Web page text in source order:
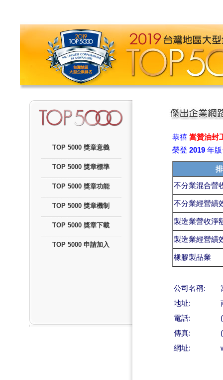
TOP 5000 獎章意義
TOP 5000 獎章標準
TOP 5000 獎章功能
TOP 5000 獎章機制
TOP 5000 獎章下載
TOP 5000 申請加入
恭禧 嵩贊油封
榮登 2019年版
不分業混合營
不分業經營績
製造業營收淨
製造業經營績
橡膠製品業
公司名稱:
地址:
電話:
傳真:
網址: